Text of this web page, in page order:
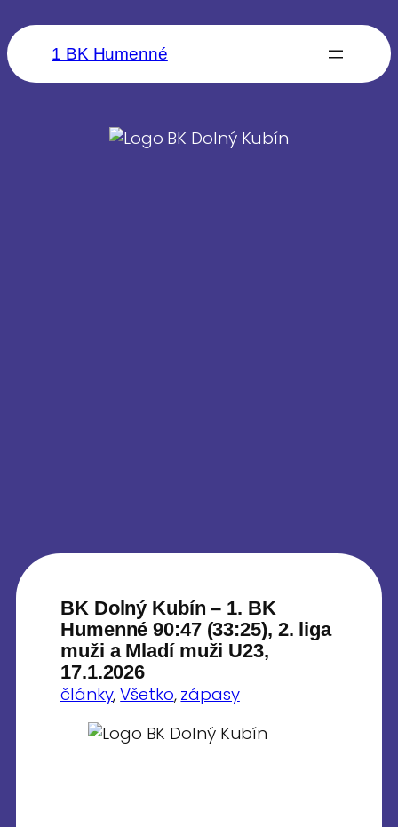
1 BK Humenné
BK Dolný Kubín – 1. BK
Humenné 90:47 (33:25), 2. liga
muži a Mladí muži U23,
17.1.2026
články, Všetko, zápasy